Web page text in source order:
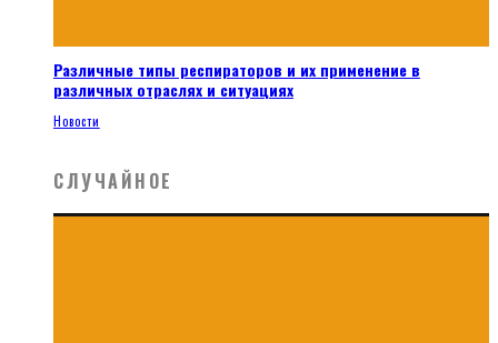
Различные типы респираторов и их применение в
различных отраслях и ситуациях
Новости
СЛУЧАЙНОЕ